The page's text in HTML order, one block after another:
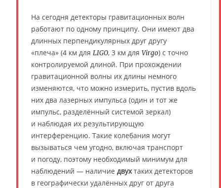
На сегодня детекторы гравитационных волн
работают по одному принципу. Они имеют два
длинных перпендикулярных друг другу
«плеча» (4 км для LIGO, 3 км для Virgo) с точно
контролируемой длиной. При прохождении
гравитационной волны их длины немного
изменяются, что можно измерить, пустив вдоль
них два лазерных импульса (один и тот же
импульс, разделённый системой зеркал)
и наблюдая их результирующую
интерференцию. Такие колебания могут
вызываться чем угодно, включая транспорт
и погоду, поэтому необходимый минимум для
наблюдений — наличие двухтаких детекторов
в географически удалённых друг от друга